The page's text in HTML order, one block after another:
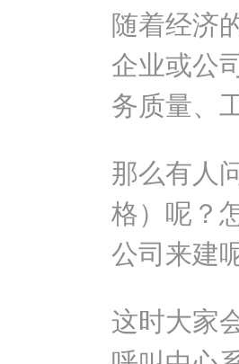
随着经济
企业或公
务质量、
那么有人
格）呢？
公司来建
这时大家